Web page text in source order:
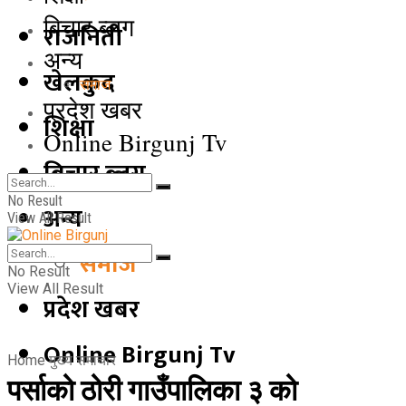
राजनिती
खेलकुद
शिक्षा
बिचार ब्लग
अन्य
समाज
प्रदेश खबर
Online Birgunj Tv
बिचार ब्लग
अन्य
समाज
प्रदेश खबर
Online Birgunj Tv
No Result
View All Result
No Result
View All Result
Home मुख्य समाचार
पर्साको ठोरी गाउँपालिका ३ को